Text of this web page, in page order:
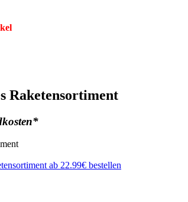
Raketensortiment